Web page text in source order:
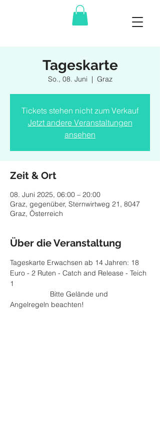
Tageskarte
So., 08. Juni
  |
Graz
Tickets stehen nicht zum Verkauf
Jetzt andere Veranstaltungen
ansehen
Zeit & Ort
08. Juni 2025, 06:00 – 20:00
Graz, gegenüber, Sternwirtweg 21, 8047
Graz, Österreich
Über die Veranstaltung
Tageskarte Erwachsen ab 14 Jahren: 18
Euro - 2 Ruten - Catch and Release - Teich
1
Angelregeln beachten!